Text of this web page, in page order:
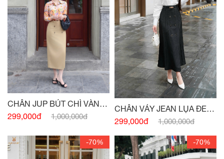
CHÂN JUP BÚT CHÌ VÀNG
CÁT KAKI ĐÍNH CÚC
299,000đ 1,000,000đ
CHÂN VÁY JEAN LỤA ĐEN
MÍ THÂN ĐÍNH CÚC -(HẾT
299,000đ 1,000,000đ
-70% -70%